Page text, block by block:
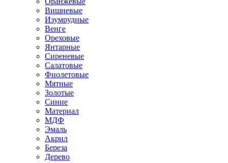
Вишневые
Изумрудные
Венге
Ореховые
Янтарные
Сиреневые
Салатовые
Фиолетовые
Мятные
Золотые
Синие
Материал
МДФ
Эмаль
Акрил
Береза
Дерево